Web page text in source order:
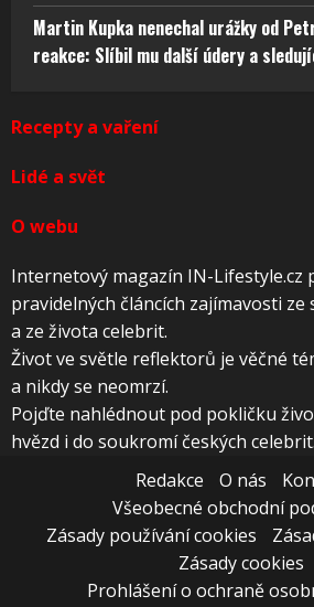
Martin Kupka nenechal urážky od
reakce: Slíbil mu další údery a
Recepty a vaření
Lidé a svět
O webu
Internetový magazín IN-Lifestyle.cz
pravidelných článcích zajímavosti ze
a ze života celebrit.
Život ve světle reflektorů je věčné
a nikdy se neomrzí.
Pojďte nahlédnout pod pokličku
hvězd i do soukromí českých celebrit.
Redakce
O nás
Všeobecné obchodní
Zásady používání cookies
Zásady cookies
Prohlášení o ochraně